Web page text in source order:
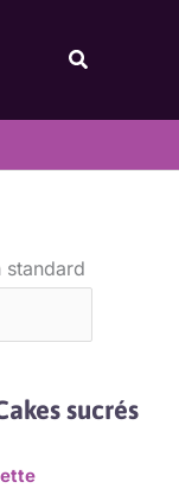
sucrés